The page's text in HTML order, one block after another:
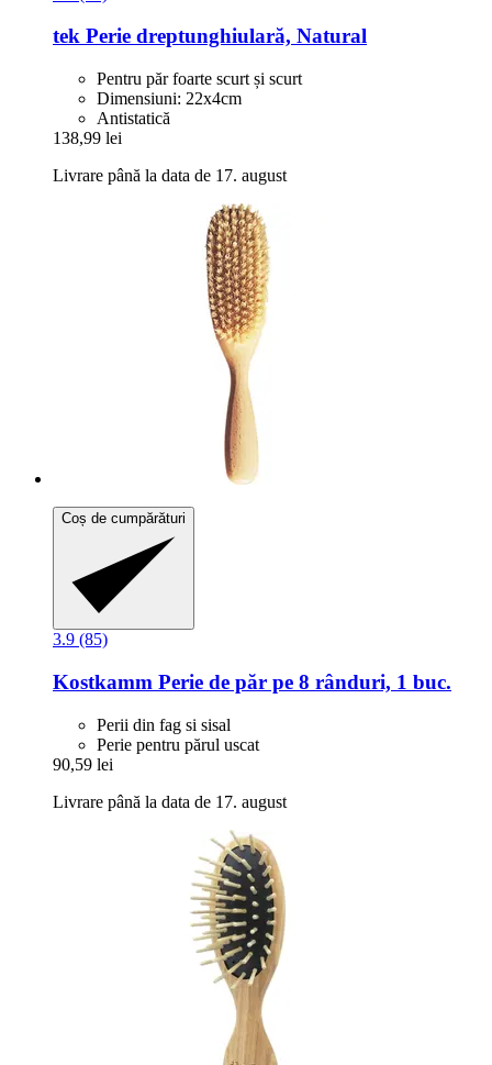
tek Perie dreptunghiulară, Natural
Pentru păr foarte scurt și scurt
Dimensiuni: 22x4cm
Antistatică
138,99 lei
Livrare până la data de 17. august
Coș de cumpărături
3.9 (85)
Kostkamm Perie de păr pe 8 rânduri, 1 buc.
Perii din fag si sisal
Perie pentru părul uscat
90,59 lei
Livrare până la data de 17. august